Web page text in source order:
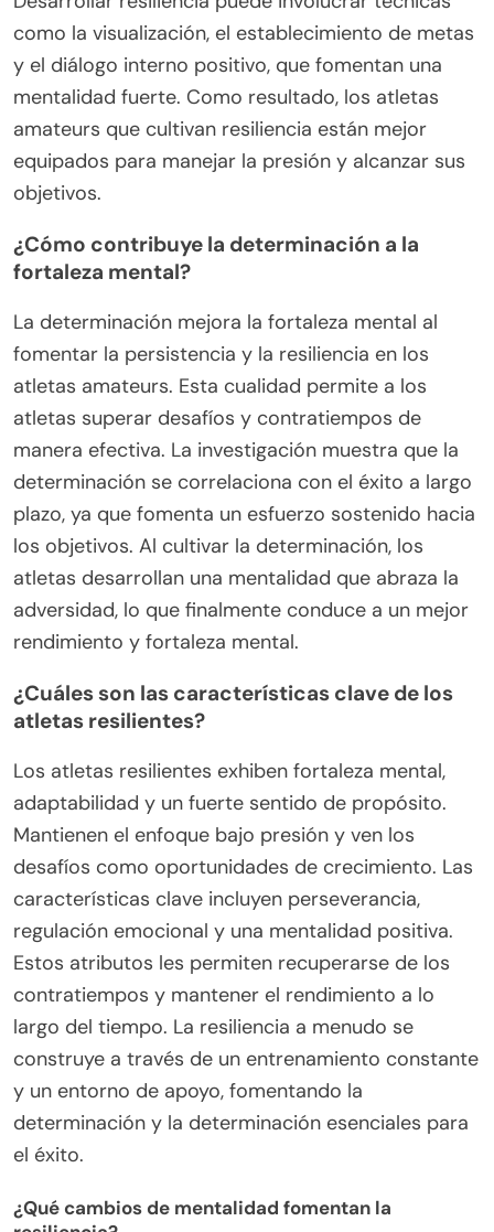
como la visualización, el establecimiento de metas
y el diálogo interno positivo, que fomentan una
mentalidad fuerte. Como resultado, los atletas
amateurs que cultivan resiliencia están mejor
equipados para manejar la presión y alcanzar sus
objetivos.
¿Cómo contribuye la determinación a la
fortaleza mental?
La determinación mejora la fortaleza mental al
fomentar la persistencia y la resiliencia en los
atletas amateurs. Esta cualidad permite a los
atletas superar desafíos y contratiempos de
manera efectiva. La investigación muestra que la
determinación se correlaciona con el éxito a largo
plazo, ya que fomenta un esfuerzo sostenido hacia
los objetivos. Al cultivar la determinación, los
atletas desarrollan una mentalidad que abraza la
adversidad, lo que finalmente conduce a un mejor
rendimiento y fortaleza mental.
¿Cuáles son las características clave de los
atletas resilientes?
Los atletas resilientes exhiben fortaleza mental,
adaptabilidad y un fuerte sentido de propósito.
Mantienen el enfoque bajo presión y ven los
desafíos como oportunidades de crecimiento. Las
características clave incluyen perseverancia,
regulación emocional y una mentalidad positiva.
Estos atributos les permiten recuperarse de los
contratiempos y mantener el rendimiento a lo
largo del tiempo. La resiliencia a menudo se
construye a través de un entrenamiento constante
y un entorno de apoyo, fomentando la
determinación y la determinación esenciales para
el éxito.
¿Qué cambios de mentalidad fomentan la